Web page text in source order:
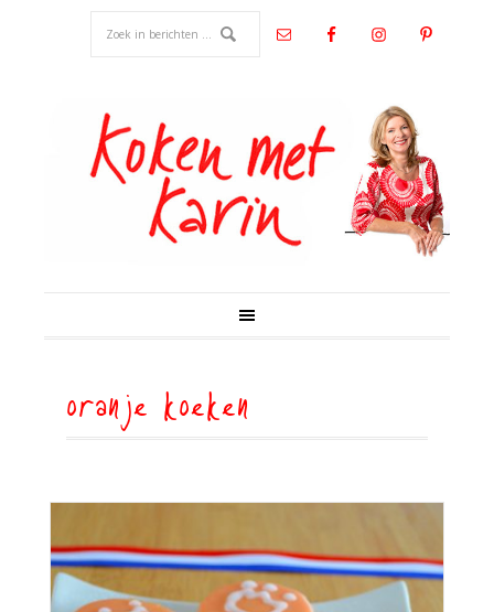
oranje koeken